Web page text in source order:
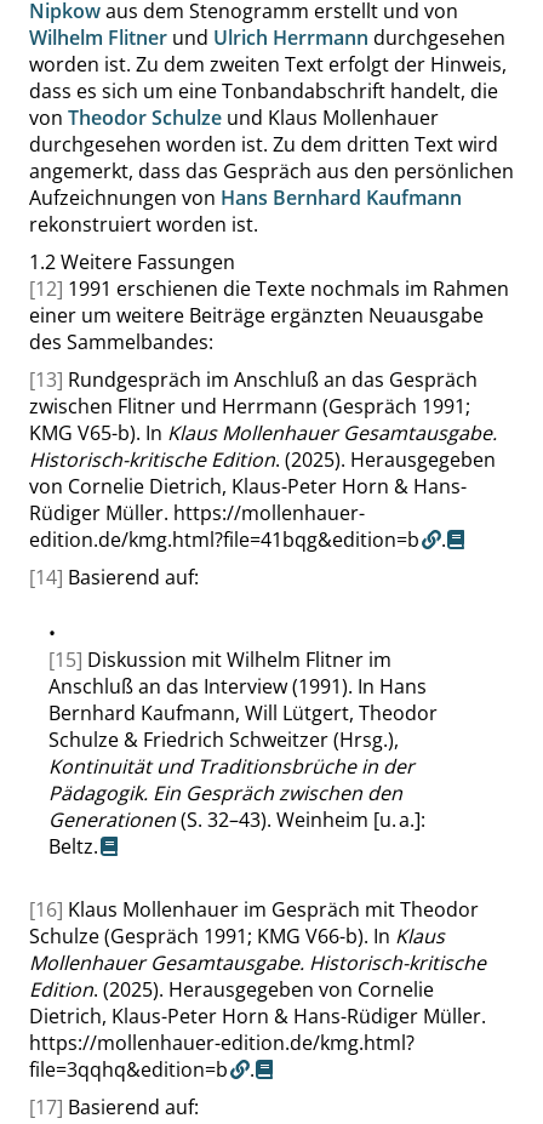
Nipkowaus dem Stenogramm erstellt und von
Wilhelm Flitner und Ulrich Herrmann durchgesehen
worden ist. Zu dem zweiten Text erfolgt der Hinweis,
dass es sich um eine Tonbandabschrift handelt, die
von Theodor Schulze und Klaus Mollenhauer
durchgesehen worden ist. Zu dem dritten Text wird
angemerkt, dass das Gespräch aus den persönlichen
Aufzeichnungen von Hans Bernhard Kaufmann
rekonstruiert worden ist.
1.2Weitere Fassungen
[12] 1991 erschienen die Texte nochmals im Rahmen
einer um weitere Beiträge ergänzten Neuausgabe
des Sammelbandes:
[13] Rundgespräch im Anschluß an das Gespräch
zwischen Flitner und Herrmann (Gespräch 1991;
KMG V65-b). In Klaus Mollenhauer Gesamtausgabe.
Historisch-kritische Edition. (2025). Herausgegeben
von Cornelie Dietrich, Klaus-Peter Horn & Hans-
Rüdiger Müller. https://mollenhauer-
edition.de/kmg.html?file=41bqg&edition=b
.
[14] Basierend auf:
•
[15] Diskussion mit Wilhelm Flitner im
Anschluß an das Interview (1991). In Hans
Bernhard Kaufmann, Will Lütgert, Theodor
Schulze & Friedrich Schweitzer (Hrsg.),
Kontinuität und Traditionsbrüche in der
Pädagogik. Ein Gespräch zwischen den
Generationen(S. 32–43). Weinheim [u. a.]:
Beltz.
[16] Klaus Mollenhauer im Gespräch mit Theodor
Schulze (Gespräch 1991; KMG V66-b). In Klaus
Mollenhauer Gesamtausgabe. Historisch-kritische
Edition. (2025). Herausgegeben von Cornelie
Dietrich, Klaus-Peter Horn & Hans-Rüdiger Müller.
https://mollenhauer-edition.de/kmg.html?
file=3qqhq&edition=b
.
[17] Basierend auf: